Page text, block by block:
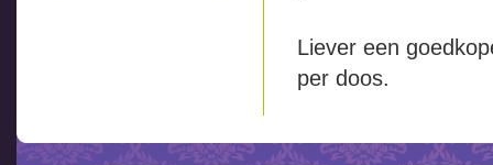
Liever een
per doos.